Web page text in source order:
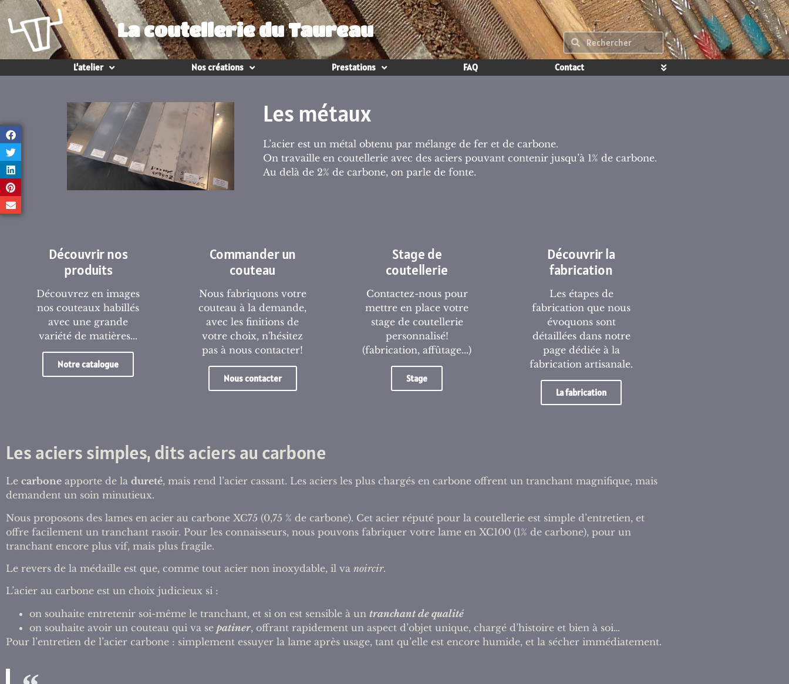
La coutellerie du Taureau
L’atelier Nos créations Prestations FAQ Contact
Les métaux
L’acier est un métal obtenu par mélange de fer et de carbone.
On travaille en coutellerie avec des aciers pouvant contenir jusqu’à 1% de carbone.
Au delà de 2% de carbone, on parle de fonte.
Découvrir nos
produits
Découvrez en images
nos couteaux habillés
avec une grande
variété de matières...
Notre catalogue
Commander un
couteau
Nous fabriquons votre
couteau à la demande,
avec les finitions de
votre choix, n'hésitez
pas à nous contacter!
Nous contacter
Stage de
coutellerie
Contactez-nous pour
mettre en place votre
stage de coutellerie
personnalisé!
(fabrication, affûtage...)
Stage
Découvrir la
fabrication
Les étapes de
fabrication que nous
évoquons sont
détaillées dans notre
page dédiée à la
fabrication artisanale.
La fabrication
Les aciers simples, dits aciers au carbone
Le carbone apporte de la dureté, mais rend l’acier cassant. Les aciers les plus chargés en carbone offrent un tranchant magnifique, mais
demandent un soin minutieux.
Nous proposons des lames en acier au carbone XC75 (0,75 % de carbone). Cet acier réputé pour la coutellerie est simple d’entretien, et
offre facilement un tranchant rasoir. Pour les connaisseurs, nous pouvons fabriquer votre lame en XC100 (1% de carbone), pour un
tranchant encore plus vif, mais plus fragile.
Le revers de la médaille est que, comme tout acier non inoxydable, il va noircir.
L’acier au carbone est un choix judicieux si :
on souhaite entretenir soi-même le tranchant, et si on est sensible à un tranchant de qualité
on souhaite avoir un couteau qui va se patiner, offrant rapidement un aspect d’objet unique, chargé d’histoire et bien à soi…
Pour l’entretien de l’acier carbone : simplement essuyer la lame après usage, tant qu’elle est encore humide, et la sécher immédiatement.